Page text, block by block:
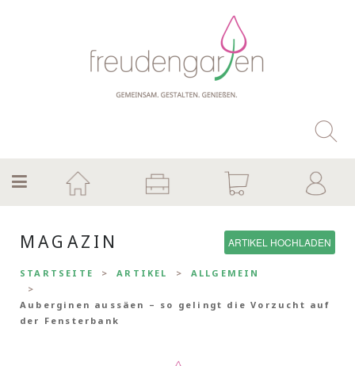
MAGAZIN ARTIKEL HOCHLADEN
STARTSEITE ARTIKEL ALLGEMEIN
Auberginen aussäen – so gelingt die Vorzucht auf
der Fensterbank